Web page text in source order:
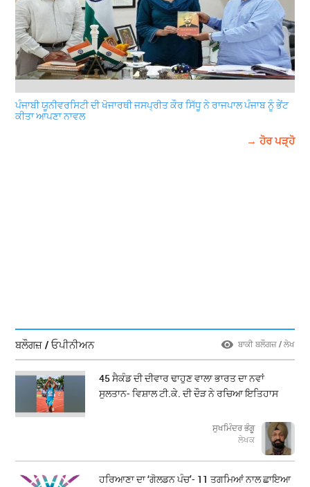
ਪੰਜਾਬੀ ਯੂਨੀਵਰਸਿਟੀ ਦੀ ਖੋਜਾਰਥੀ ਜਸਪ੍ਰੀਤ ਕੌਰ ਸਿੱਧੂ ਨੇ ਰਾਜਪਾਲ ਪੰਜਾਬ ਨੂੰ ਭੇਂਟ
ਕੀਤਾ ਆਪਣਾ ਨਾਵਲ
→ ਹੋਰ ਪੜ੍ਹੋ
ਬਲੌਗਜ਼ / ਓਪੀਨੀਅਨ ਬਾਕੀ ਬਲੌਗਜ਼ / ਲੇਖ
45 ਸੈਕੰਡ ਦੀ ਦੀਵਾਰ ਢਾਹੁਣ ਵਾਲਾ ਭਾਰਤ ਦਾ ਨਵਾਂ
ਸੁਲਤਾਨ- ਵਿਸ਼ਾਲ ਟੀ.ਕੇ. ਦੀ ਦੌੜ ਨੇ ਰਚਿਆ ਇਤਿਹਾਸ
ਸੁਖਮਿੰਦਰ ਭੰਗੂ
ਲੇਖਕ
ਹਰਿਆਣਾ ਦਾ ‘ਗੋਲਡਨ ਪੰਚ’- 11 ਤਗਮਿਆਂ ਨਾਲ ਛਾਇਆ